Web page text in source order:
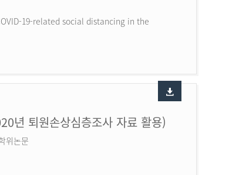
19-related social distancing in the
년 퇴원손상심층조사 자료 활용)
위논문